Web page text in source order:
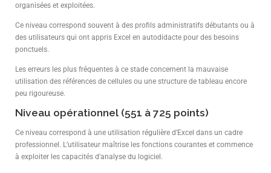
organisées et exploitées.
Ce niveau correspond souvent à des profils administratifs débutants ou à
des utilisateurs qui ont appris Excel en autodidacte pour des besoins
ponctuels.
Les erreurs les plus fréquentes à ce stade concernent la mauvaise
utilisation des références de cellules ou une structure de tableau encore
peu rigoureuse.
Niveau opérationnel (551 à 725 points)
Ce niveau correspond à une utilisation régulière d’Excel dans un cadre
professionnel. L’utilisateur maîtrise les fonctions courantes et commence
à exploiter les capacités d’analyse du logiciel.